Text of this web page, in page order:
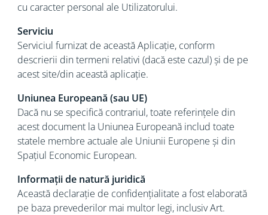
cu caracter personal ale Utilizatorului.
Serviciu
Serviciul furnizat de această Aplicație, conform
descrierii din termeni relativi (dacă este cazul) și de pe
acest site/din această aplicație.
Uniunea Europeană (sau UE)
Dacă nu se specifică contrariul, toate referințele din
acest document la Uniunea Europeană includ toate
statele membre actuale ale Uniunii Europene și din
Spațiul Economic European.
Informații de natură juridică
Această declarație de confidențialitate a fost elaborată
pe baza prevederilor mai multor legi, inclusiv Art.